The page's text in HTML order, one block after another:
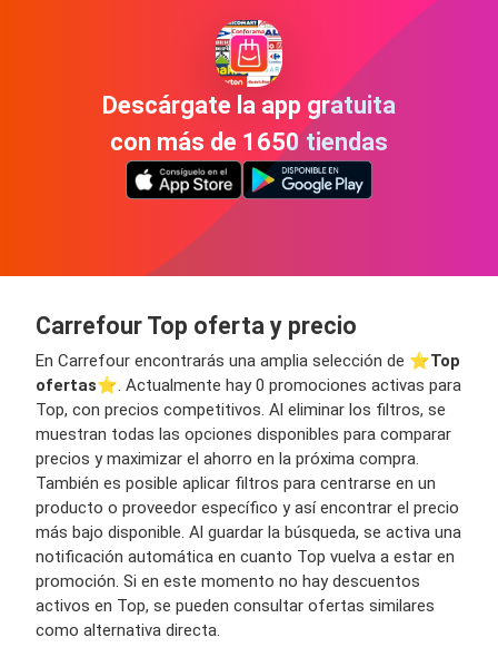
Descárgate la app gratuita
con más de 1650 tiendas
Carrefour Top oferta y precio
En Carrefour encontrarás una amplia selección de ⭐️Top
ofertas⭐️. Actualmente hay 0 promociones activas para
Top, con precios competitivos. Al eliminar los filtros, se
muestran todas las opciones disponibles para comparar
precios y maximizar el ahorro en la próxima compra.
También es posible aplicar filtros para centrarse en un
producto o proveedor específico y así encontrar el precio
más bajo disponible. Al guardar la búsqueda, se activa una
notificación automática en cuanto Top vuelva a estar en
promoción. Si en este momento no hay descuentos
activos en Top, se pueden consultar ofertas similares
como alternativa directa.